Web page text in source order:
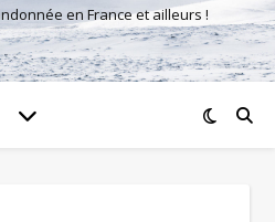
en France et ailleurs !